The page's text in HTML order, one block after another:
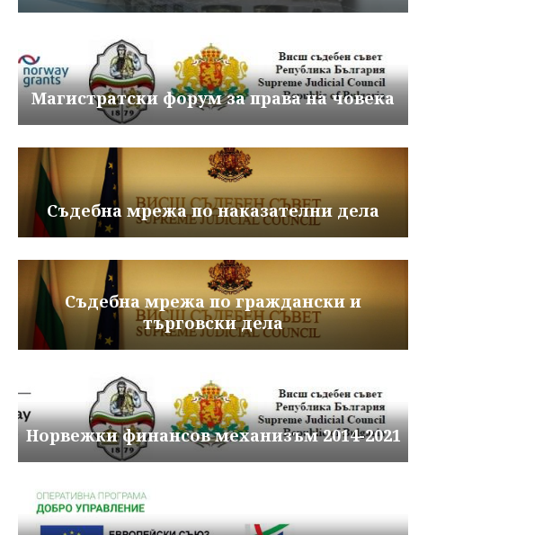
Магистратски форум за права на човека
Съдебна мрежа по наказателни дела
Съдебна мрежа по граждански и
търговски дела
Норвежки финансов механизъм 2014-2021